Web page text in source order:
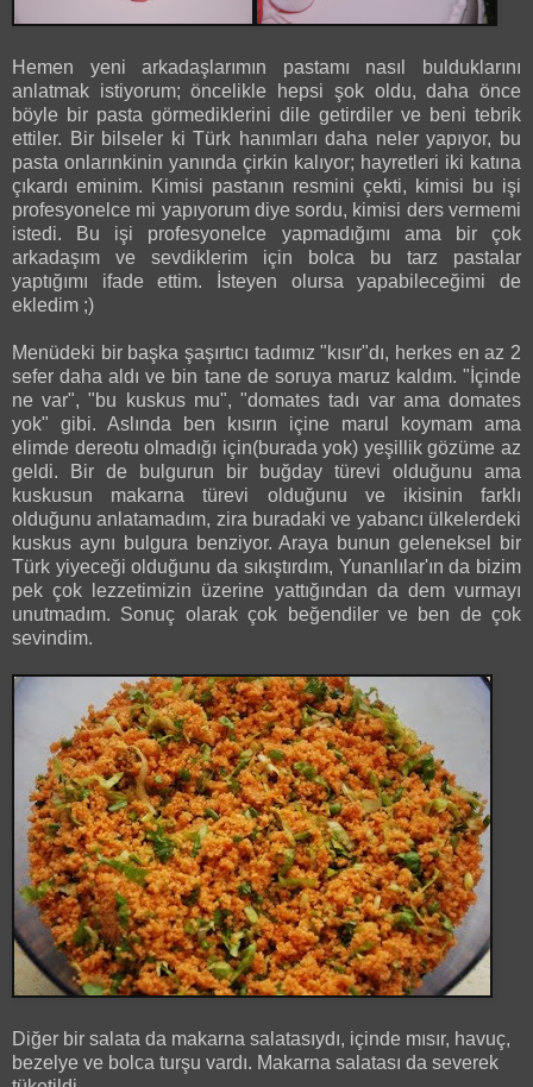
Hemen yeni arkadaşlarımın pastamı nasıl bulduklarını
anlatmak istiyorum; öncelikle hepsi şok oldu, daha önce
böyle bir pasta görmediklerini dile getirdiler ve beni tebrik
ettiler. Bir bilseler ki Türk hanımları daha neler yapıyor, bu
pasta onlarınkinin yanında çirkin kalıyor; hayretleri iki katına
çıkardı eminim. Kimisi pastanın resmini çekti, kimisi bu işi
profesyonelce mi yapıyorum diye sordu, kimisi ders vermemi
istedi. Bu işi profesyonelce yapmadığımı ama bir çok
arkadaşım ve sevdiklerim için bolca bu tarz pastalar
yaptığımı ifade ettim. İsteyen olursa yapabileceğimi de
ekledim ;)
Menüdeki bir başka şaşırtıcı tadımız "kısır"dı, herkes en az 2
sefer daha aldı ve bin tane de soruya maruz kaldım. "İçinde
ne var", "bu kuskus mu", "domates tadı var ama domates
yok" gibi. Aslında ben kısırın içine marul koymam ama
elimde dereotu olmadığı için(burada yok) yeşillik gözüme az
geldi. Bir de bulgurun bir buğday türevi olduğunu ama
kuskusun makarna türevi olduğunu ve ikisinin farklı
olduğunu anlatamadım, zira buradaki ve yabancı ülkelerdeki
kuskus aynı bulgura benziyor. Araya bunun geleneksel bir
Türk yiyeceği olduğunu da sıkıştırdım, Yunanlılar'ın da bizim
pek çok lezzetimizin üzerine yattığından da dem vurmayı
unutmadım. Sonuç olarak çok beğendiler ve ben de çok
sevindim.
Diğer bir salata da makarna salatasıydı, içinde mısır, havuç,
bezelye ve bolca turşu vardı. Makarna salatası da severek